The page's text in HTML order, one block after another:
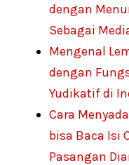
dengan
Sebagai
Mengenal
dengan
Yudikatif di
Cara
bisa Baca Isi
Pasangan